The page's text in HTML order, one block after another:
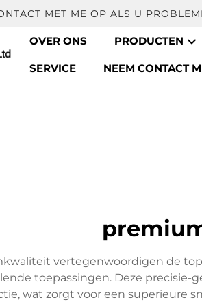
MET ME OP ALS U
OVER ONS PRODUCTEN
SERVICE NEEM CONTACT
vertegenwoordigen de
toepassingen. Deze
wat zorgt voor een superieure